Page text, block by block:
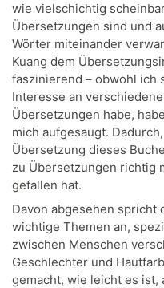
wie vielschichtig
Übersetzungen sind und
Wörter miteinander
Kuang dem
faszinierend – obwohl ich
Interesse an
Übersetzungen habe,
mich aufgesaugt.
Übersetzung dieses
zu Übersetzungen richtig
gefallen hat.
Davon abgesehen spricht
wichtige Themen an,
zwischen Menschen
Geschlechter und
gemacht, wie leicht es